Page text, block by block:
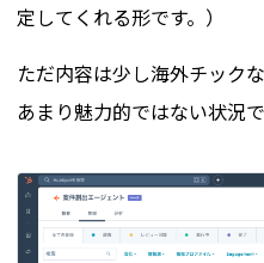
定してくれる形です。）
ただ内容は少し海外チック
あまり魅力的ではない状況